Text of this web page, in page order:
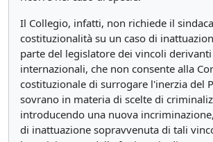
Il Collegio, infatti, non richiede il
costituzionalità su un caso di
parte del legislatore dei vincoli
internazionali, che non consente alla
costituzionale di surrogare l'inerzia del
sovrano in materia di scelte di
introducendo una nuova
di inattuazione sopravvenuta di tali